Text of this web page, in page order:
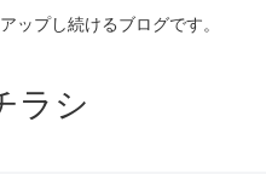
ップし続けるブログです。
ラシ